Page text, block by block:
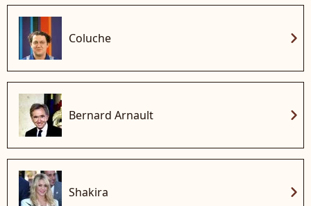
Coluche chevron_right
Bernard Arnault chevron_right
Shakira chevron_right